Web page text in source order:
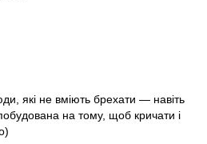
які не вміють брехати — навіть
на тому, щоб кричати і